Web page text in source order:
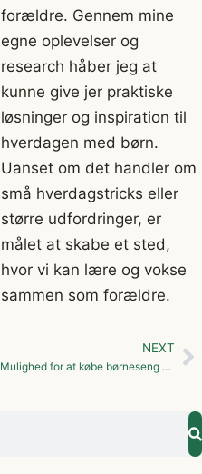
forældre. Gennem mine
egne oplevelser og
research håber jeg at
kunne give jer praktiske
løsninger og inspiration til
hverdagen med børn.
Uanset om det handler om
små hverdagstricks eller
større udfordringer, er
målet at skabe et sted,
hvor vi kan lære og vokse
sammen som forældre.
NEXT
Mulighed for at købe børneseng på afbetaling